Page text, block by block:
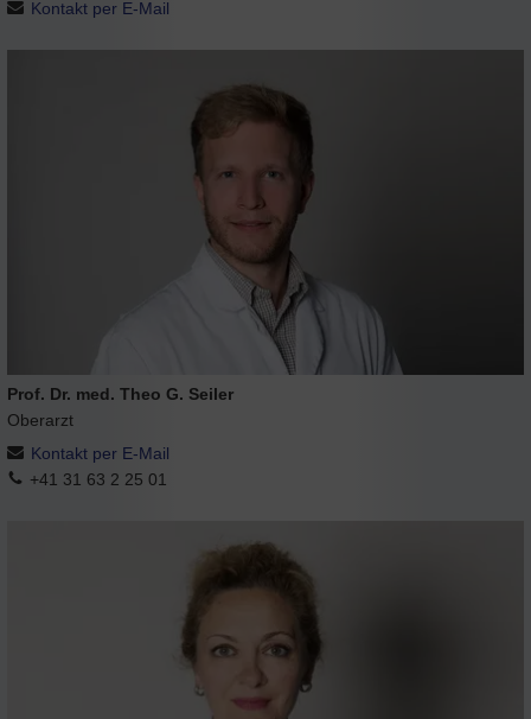
Kontakt per E-Mail
Prof. Dr. med. Theo G. Seiler
Oberarzt
Kontakt per E-Mail
+41 31 63 2 25 01